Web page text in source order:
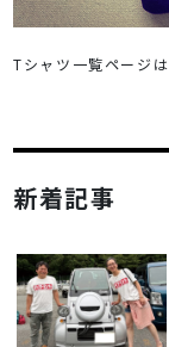
Tシャツ一覧ページは
新着記事